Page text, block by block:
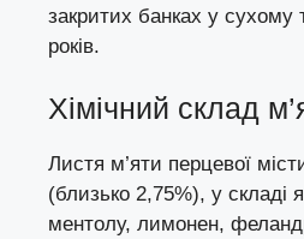
закритих банках у сухому
років.
Хімічний склад
Листя м’яти перцевої
(близько 2,75%), у складі
ментолу, лимонен,